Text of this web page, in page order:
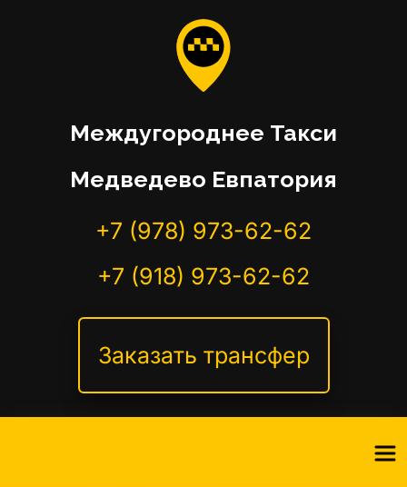
Междугороднее Такси
Медведево Евпатория
+7 (978) 973-62-62
+7 (918) 973-62-62
Заказать трансфер